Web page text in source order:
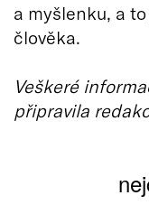
a myšlenku, a
člověka.
Veškeré
připravila